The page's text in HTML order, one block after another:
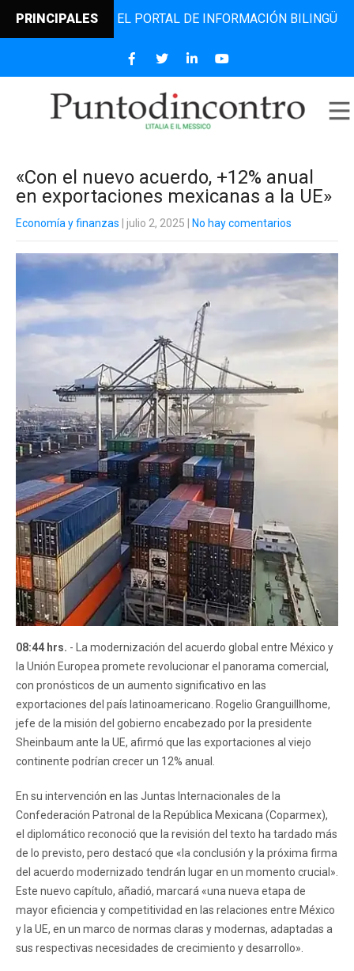
PRINCIPALESEL PORTAL DE INFORMACIÓN BILINGÜE QUE
«Con el nuevo acuerdo, +12% anual
en exportaciones mexicanas a la UE»
Economía y finanzas | julio 2, 2025 No hay comentarios
08:44 hrs. - La modernización del acuerdo global entre México y
la Unión Europea promete revolucionar el panorama comercial,
con pronósticos de un aumento significativo en las
exportaciones del país latinoamericano. Rogelio Granguillhome,
jefe de la misión del gobierno encabezado por la presidente
Sheinbaum ante la UE, afirmó que las exportaciones al viejo
continente podrían crecer un 12% anual.
En su intervención en las Juntas Internacionales de la
Confederación Patronal de la República Mexicana (Coparmex),
el diplomático reconoció que la revisión del texto ha tardado más
de lo previsto, pero destacó que «la conclusión y la próxima firma
del acuerdo modernizado tendrán lugar en un momento crucial».
Este nuevo capítulo, añadió, marcará «una nueva etapa de
mayor eficiencia y competitividad en las relaciones entre México
y la UE, en un marco de normas claras y modernas, adaptadas a
sus respectivas necesidades de crecimiento y desarrollo».